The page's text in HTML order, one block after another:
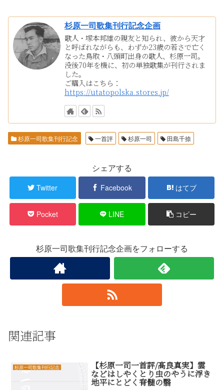
杉原一司歌集刊行記念企画
歌人・塚本邦雄の親友と知られ、彼から天才
と呼ばれながらも、わずか23歳の若さで亡く
なった鳥取・八頭町出身の歌人、杉原一司。
没後70年を機に、初の単独歌集が刊行されま
した。
ご購入はこちら：
https://utatopolska.stores.jp/
杉原一司歌集刊行記念 一首評 杉原一司 田島千捺
シェアする
Twitter Facebook はてブ
Pocket LINE コピー
杉原一司歌集刊行記念企画をフォローする
関連記事
杉原一司歌集刊行記念 【杉原一司一首評/髙良真実】雲
などはしやくとり虫のやうに浮き
地平にとどく脊髄の翳